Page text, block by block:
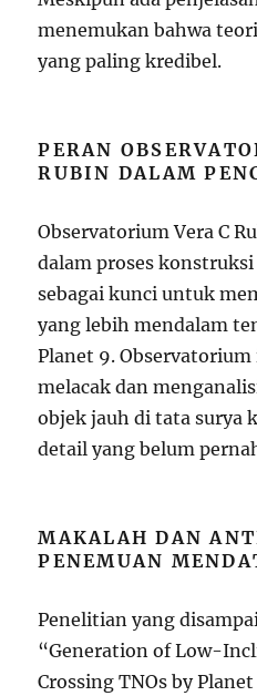
menemukan bahwa
yang paling kredibel.
PERAN
RUBIN DALAM
Observatorium Vera C
dalam proses
sebagai kunci untuk
yang lebih mendalam
Planet 9.
melacak dan
objek jauh di tata surya
detail yang belum
MAKALAH DAN
PENEMUAN
Penelitian yang
“Generation of Low-
Crossing TNOs by